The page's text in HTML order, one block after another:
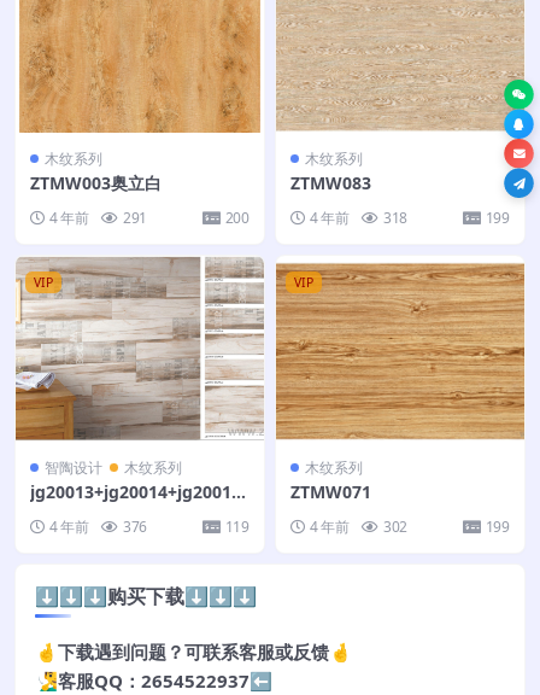
木纹系列
ZTMW003奥立白
4 年前 291 200
木纹系列
ZTMW083
4 年前 318 199
VIP
智陶设计 木纹系列
jg20013+jg20014+jg20015
4 年前 376 119
VIP
木纹系列
ZTMW071
4 年前 302 199
⬇️⬇️⬇️购买下载⬇️⬇️⬇️
🤞下载遇到问题？可联系客服或反馈🤞
🧏‍♂️客服QQ：2654522937⬅️